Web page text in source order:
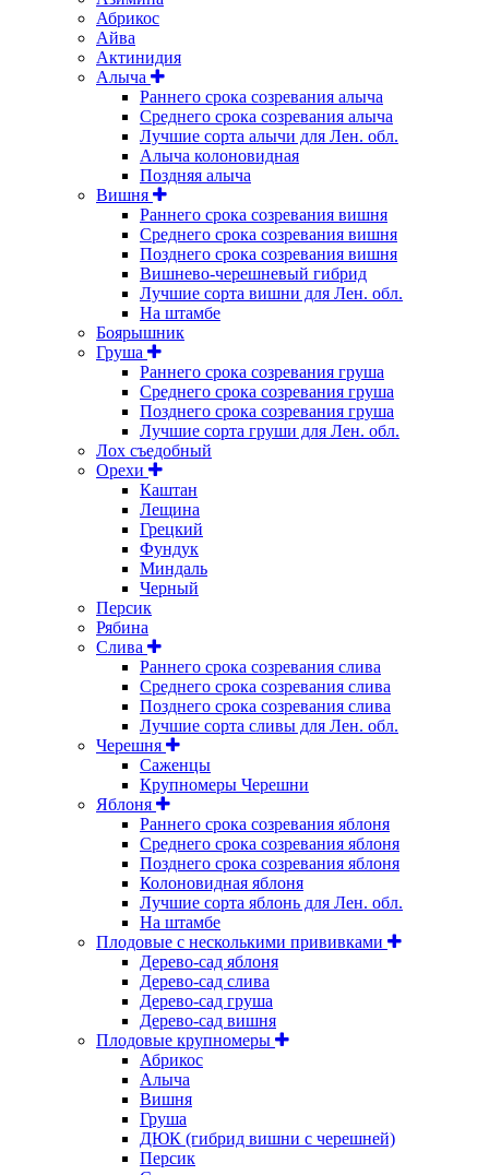
Абрикос
Айва
Актинидия
Алыча
Раннего срока созревания алыча
Среднего срока созревания алыча
Лучшие сорта алычи для Лен. обл.
Алыча колоновидная
Поздняя алыча
Вишня
Раннего срока созревания вишня
Среднего срока созревания вишня
Позднего срока созревания вишня
Вишнево-черешневый гибрид
Лучшие сорта вишни для Лен. обл.
На штамбе
Боярышник
Груша
Раннего срока созревания груша
Среднего срока созревания груша
Позднего срока созревания груша
Лучшие сорта груши для Лен. обл.
Лох съедобный
Орехи
Каштан
Лещина
Грецкий
Фундук
Миндаль
Черный
Персик
Рябина
Слива
Раннего срока созревания слива
Среднего срока созревания слива
Позднего срока созревания слива
Лучшие сорта сливы для Лен. обл.
Черешня
Саженцы
Крупномеры Черешни
Яблоня
Раннего срока созревания яблоня
Среднего срока созревания яблоня
Позднего срока созревания яблоня
Колоновидная яблоня
Лучшие сорта яблонь для Лен. обл.
На штамбе
Плодовые с несколькими прививками
Дерево-сад яблоня
Дерево-сад слива
Дерево-сад груша
Дерево-сад вишня
Плодовые крупномеры
Абрикос
Алыча
Вишня
Груша
ДЮК (гибрид вишни с черешней)
Персик